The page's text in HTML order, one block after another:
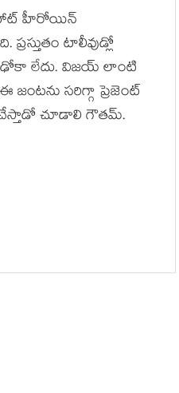
హాట్ హీరోయిన్
టాలీవుడ్లో
ఢోకా లేదు. విజ‌య్ లాంటి
జంట‌ను స‌రిగ్గా ప్రెజెంట్
చేస్తాడో చూడాలి గౌత‌మ్.